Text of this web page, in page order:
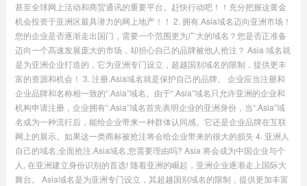
甚至全球网上活动和商贸通讯的重要平台。赶快行动吧！！充分把握这黄金
机会投资于亚洲区最具潜力的网上地产！！ 2. 拥有.Asia域名迈向亚洲市场！
您的企业是否逐渐走出国门，需要一个范围更为广大的域名？您是否正准备
迈向一个高速发展庞大的市场，却担心自己的品牌被他人抢注？ Asia 域名就
是为亚洲企业打造的，它为亚洲专门设立，超越国别域名的限制，提供更丰
富的资源和机会！ 3. 注册.Asia域名就是保护自己的品牌。 企业应当注册和
企业品牌和名称相一致的“.Asia”域名。由于“.Asia”域名只允许亚洲的企业和
机构申请注册，企业拥有“.Asia”域名首先表明企业的亚洲身份，当“.Asia”域
名成为一种流行后，能给企业带来一种群体认同感。它还是企业品牌在互联
网上的展示。如果这一类商标被抢注将会给企业带来的很大的损失 4. 亚洲人
自己的域名,全面抢注.Asia域名,您需要理由吗? Asia 将会成为中国企业与个
人, 在亚洲建立身份识别的首选! 随着亚洲的崛起，亚洲企业逐渐走上国际大
舞台。 Asia域名是为亚洲专门设立，其超越国别域名的限制，提供更加丰富